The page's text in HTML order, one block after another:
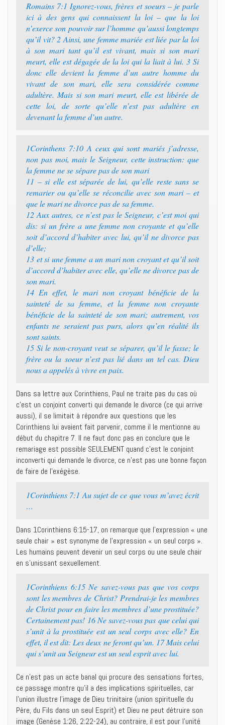
Romains 7:1 Ignorez-vous, frères et soeurs – je parle
ici à des gens qui connaissent la loi – que la loi
n’exerce son pouvoir sur l’homme qu’aussi longtemps
qu’il vit? 2 Ainsi, une femme mariée est liée par la loi
à son mari tant qu’il est vivant, mais si son mari
meurt, elle est dégagée de la loi qui la liait à lui. 3 Si
donc elle devient la femme d’un autre homme du
vivant de son mari, elle sera considérée comme
adultère. Mais si son mari meurt, elle est libérée de
cette loi, de sorte qu’elle n’est pas adultère en
devenant la femme d’un autre.
1Corinthens 7:10 A ceux qui sont mariés j’adresse,
non pas moi, mais le Seigneur, cette instruction: que
la femme ne se sépare pas de son mari
11 – si elle est séparée de lui, qu’elle reste sans se
remarier ou qu’elle se réconcilie avec son mari – et
que le mari ne divorce pas de sa femme.
12 Aux autres, ce n’est pas le Seigneur, c’est moi qui
dis: si un frère a une femme non croyante et qu’elle
soit d’accord d’habiter avec lui, qu’il ne divorce pas
d’elle;
13 et si une femme a un mari non croyant et qu’il soit
d’accord d’habiter avec elle, qu’elle ne divorce pas de
son mari.
14 En effet, le mari non croyant bénéficie de la
sainteté de sa femme, et la femme non croyante
bénéficie de la sainteté de son mari; autrement, vos
enfants ne seraient pas purs, alors qu’en réalité ils
sont saints.
15 Si le non-croyant veut se séparer, qu’il le fasse; le
frère ou la soeur n’est pas lié dans un tel cas. Dieu
nous a appelés à vivre en paix.
Dans sa lettre aux Corinthiens, Paul ne traite pas du cas où
c’est un conjoint converti qui demande le divorce (ce qui arrive
aussi), il se limitait à répondre aux questions que les
Corinthiens lui avaient fait parvenir, comme il le mentionne au
début du chapitre 7. Il ne faut donc pas en conclure que le
remariage est possible SEULEMENT quand c’est le conjoint
inconverti qui demande le divorce, ce n’est pas une bonne façon
de faire de l’exégèse.
1Corinthiens 7:1 Au sujet de ce que vous m’avez écrit
…
Dans 1Corinthiens 6:15-17, on remarque que l’expression « une
seule chair » est synonyme de l’expression « un seul corps ».
Les humains peuvent devenir un seul corps ou une seule chair
en s’unissant sexuellement.
1Corinthiens 6:15 Ne savez-vous pas que vos corps
sont les membres de Christ? Prendrai-je les membres
de Christ pour en faire les membres d’une prostituée?
Certainement pas! 16 Ne savez-vous pas que celui qui
s’unit à la prostituée est un seul corps avec elle? En
effet, il est dit: Les deux ne feront qu’un. 17 Mais celui
qui s’unit au Seigneur est un seul esprit avec lui.
Ce n’est pas un acte banal qui procure des sensations fortes,
ce passage montre qu’il a des implications spirituelles, car
l’union illustre l’image de Dieu trinitaire (union spirituelle du
Père, du Fils dans un seul Esprit) et Dieu ne peut détruire son
image (Genèse 1:26, 2:22-24), au contraire, il est pour l’unité